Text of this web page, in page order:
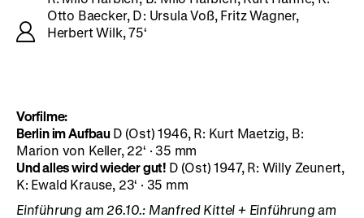
Otto Baecker, D: Ursula Voß, Fritz Wagner,
Herbert Wilk, 75‘
Vorfilme:
Berlin im Aufbau D (Ost) 1946, R: Kurt Maetzig, B:
Marion von Keller, 22‘ · 35 mm
Und alles wird wieder gut! D (Ost) 1947, R: Willy Zeunert,
K: Ewald Krause, 23‘ · 35 mm
Einführung am 26.10.: Manfred Kittel + Einführung am